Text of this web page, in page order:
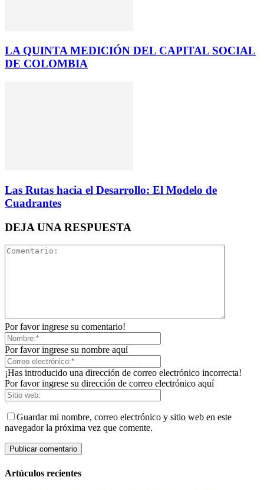
LA QUINTA MEDICIÓN DEL CAPITAL SOCIAL
DE COLOMBIA
Las Rutas hacia el Desarrollo: El Modelo de
Cuadrantes
DEJA UNA RESPUESTA
Por favor ingrese su comentario!
Por favor ingrese su nombre aquí
¡Has introducido una dirección de correo electrónico incorrecta!
Por favor ingrese su dirección de correo electrónico aquí
Guardar mi nombre, correo electrónico y sitio web en este
navegador la próxima vez que comente.
Artúculos recientes